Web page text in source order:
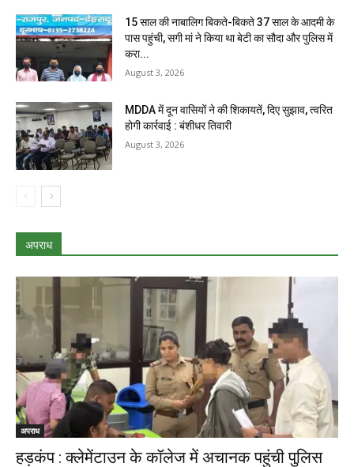
15 साल की नाबालिग बिकते-बिकते 37 साल के आदमी के
पास पहुंची, सगी मां ने किया था बेटी का सौदा और पुलिस में
करा...
August 3, 2026
MDDA में दून वासियों ने की शिकायतें, दिए सुझाव, त्वरित
होगी कार्रवाई : बंशीधर तिवारी
August 3, 2026
अपराध
अपराध
हड़कंप : क्लेमेंटाउन के कॉलेज में अचानक पहुंची पुलिस